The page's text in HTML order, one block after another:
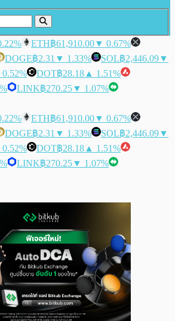
ETH฿61,910.00▼ 0.67%
DOGE฿2.31 ▼ 1.33% SOL฿2,446.09▼
DOT฿28.18 ▲ 1.51%
LINK฿270.25▼ 1.07%
ETH฿61,910.00▼ 0.67%
DOGE฿2.31 ▼ 1.33% SOL฿2,446.09▼
DOT฿28.18 ▲ 1.51%
LINK฿270.25▼ 1.07%